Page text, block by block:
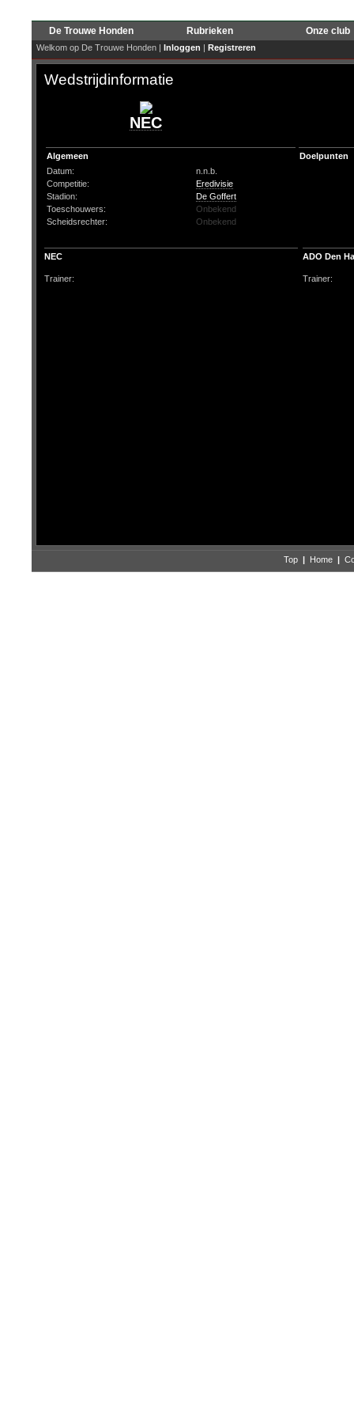
De Trouwe Honden Rubrieken Onze club
Welkom op De Trouwe Honden | Inloggen | Registreren
Wedstrijdinformatie
NEC
Algemeen
Datum:
n.n.b.
Competitie:
Eredivisie
Stadion:
De Goffert
Toeschouwers:
Onbekend
Scheidsrechter:
Onbekend
Doelpunten
NEC ADO Den
Trainer: Trainer:
Top | Home |